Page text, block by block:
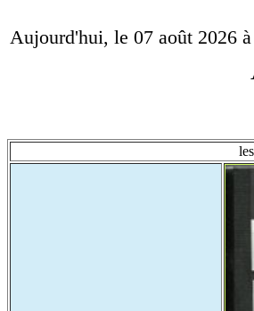
Aujourd'hui, le 07 août 2026